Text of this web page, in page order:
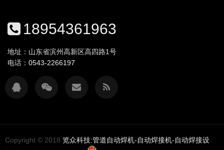
18954361963
地址：山东省滨州高新区高四路1号
电话： 0543-2266197
Copyright © 2018 览众科技:管道自动焊机-自动焊接机-自动焊接设